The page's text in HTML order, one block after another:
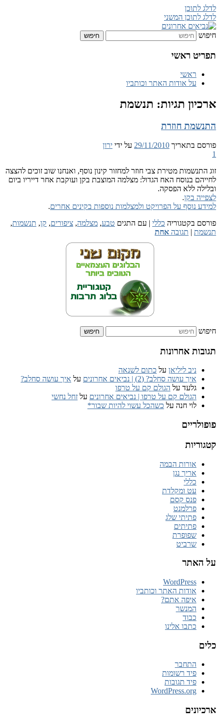
לדלג לתוכן
לדלג לתוכן המשני
נביאים אחרונים
חיפוש
תפריט ראשי
ראשי
על אודות האתר וכותביו
ארכיון תגיות: תנשמת
התנשמת חוזרת
פורסם בתאריך 29/11/2010 על ידי ירון
1
זוג התנשמות מטירת צבי חוזר למחזור קינון נוסף, ואנחנו שוב זוכים להצצה
לחייהם בנוסח האח הגדול: מצלמה המוצבת בקן ועוקבת אחר דייריו ביום
ובלילה ללא הפסקה.
לצפייה בקן.
למידע נוסף על הפרויקט ולמצלמות נוספות בקינים אחרים.
פורסם בקטגוריה כללי | עם התגים טבע, מצלמה, ציפורים, קן, תנשמות,
תנשמת | תגובה אחת
חיפוש
תגובות אחרונות
ניב ליליאן על כתום לשנאה
איך עושה סחלב? (2) | נביאים אחרונים
על איך עושה סחלב?
גלעד על הגולם קם על טרפו
הגולם קם על טרפו | נביאים אחרונים על זחל נחשי
לוי חנה על כשהכל עשוי להיות שבור*
פופולריים
קטגוריות
אורות הבמה
אריך נגן
כללי
עט ומקלדת
פנס קסם
פרלמנט
פתיתי שלג
פתיתים
שפופרת
שרביט
על האתר
WordPress
אודות האתר וכותביו
איפה אתם?
המנשר
כבוד
כתבו אלינו
כלים
התחבר
פיד רשומות
פיד תגובות
WordPress.org
ארכיונים